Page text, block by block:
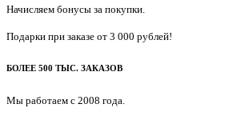
Начисляем бонусы за покупки.
Подарки при заказе от 3 000 рублей!
БОЛЕЕ 500 ТЫС. ЗАКАЗОВ
Мы работаем с 2008 года.